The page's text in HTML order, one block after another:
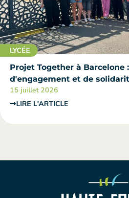
LYCÉE
Projet Together à Barcelone
d'engagement et de
15 juillet 2026
LIRE L'ARTICLE